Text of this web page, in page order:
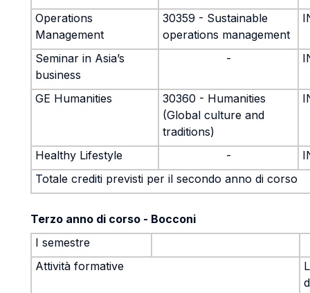
Operations
Management
30359 - Sustainable
operations management
Seminar in Asia’s
business
-
GE Humanities
30360 - Humanities
(Global culture and
traditions)
Healthy Lifestyle -
Totale crediti previsti per il secondo anno di corso
Terzo anno di corso - Bocconi
I semestre
Attività formative